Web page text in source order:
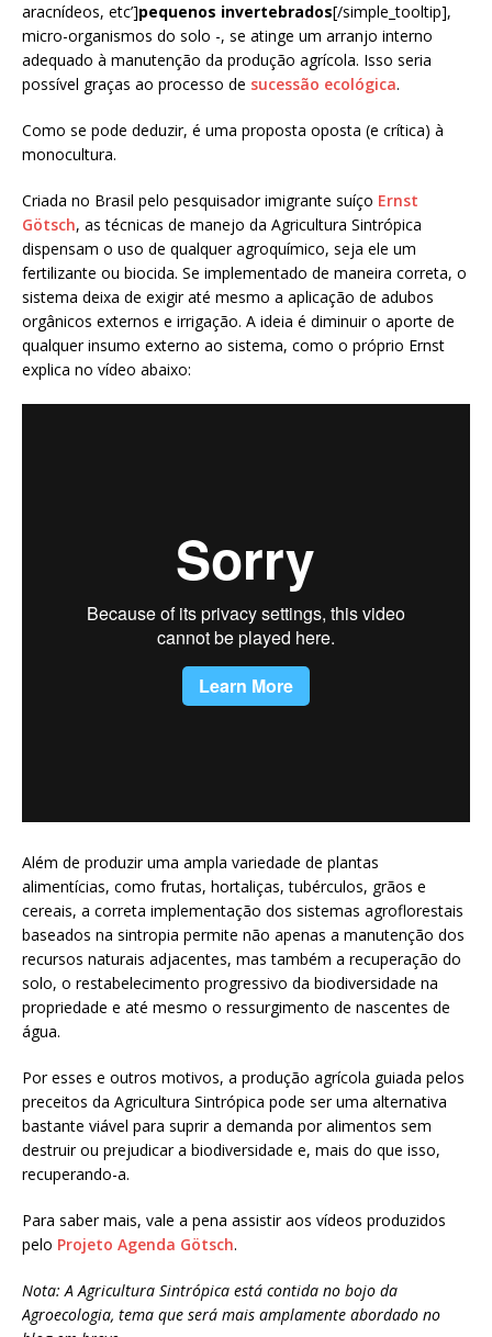
aracnídeos, etc’]pequenos invertebrados[/simple_tooltip],
micro-organismos do solo -, se atinge um arranjo interno
adequado à manutenção da produção agrícola. Isso seria
possível graças ao processo de sucessão ecológica.
Como se pode deduzir, é uma proposta oposta (e crítica) à
monocultura.
Criada no Brasil pelo pesquisador imigrante suíço Ernst
Götsch, as técnicas de manejo da Agricultura Sintrópica
dispensam o uso de qualquer agroquímico, seja ele um
fertilizante ou biocida. Se implementado de maneira correta, o
sistema deixa de exigir até mesmo a aplicação de adubos
orgânicos externos e irrigação. A ideia é diminuir o aporte de
qualquer insumo externo ao sistema, como o próprio Ernst
explica no vídeo abaixo:
Além de produzir uma ampla variedade de plantas
alimentícias, como frutas, hortaliças, tubérculos, grãos e
cereais, a correta implementação dos sistemas agroflorestais
baseados na sintropia permite não apenas a manutenção dos
recursos naturais adjacentes, mas também a recuperação do
solo, o restabelecimento progressivo da biodiversidade na
propriedade e até mesmo o ressurgimento de nascentes de
água.
Por esses e outros motivos, a produção agrícola guiada pelos
preceitos da Agricultura Sintrópica pode ser uma alternativa
bastante viável para suprir a demanda por alimentos sem
destruir ou prejudicar a biodiversidade e, mais do que isso,
recuperando-a.
Para saber mais, vale a pena assistir aos vídeos produzidos
pelo Projeto Agenda Götsch.
Nota: A Agricultura Sintrópica está contida no bojo da
Agroecologia, tema que será mais amplamente abordado no